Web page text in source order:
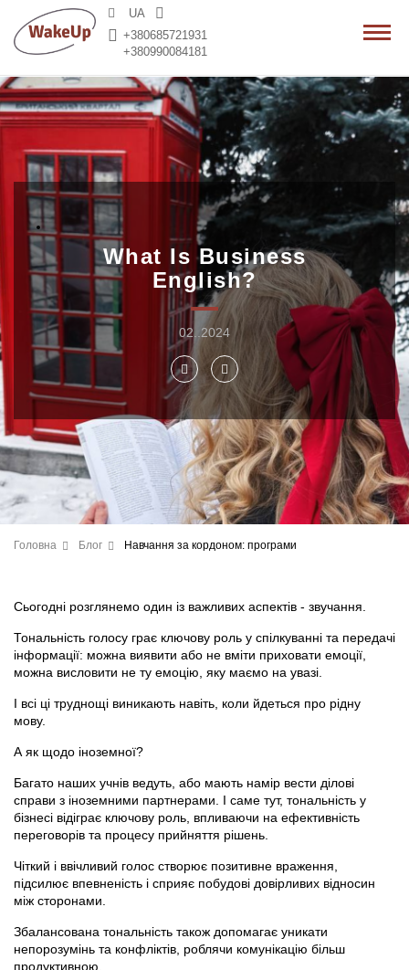
UA
+380685721931
+380990084181
What Is Business
English?
02..2024
Головна Блог Навчання за кордоном: програми
Сьогодні розглянемо один із важливих аспектів - звучання.
Тональність голосу грає ключову роль у спілкуванні та передачі
інформації: можна виявити або не вміти приховати емоції,
можна висловити не ту емоцію, яку маємо на увазі.
І всі ці труднощі виникають навіть, коли йдеться про рідну
мову.
А як щодо іноземної?
Багато наших учнів ведуть, або мають намір вести ділові
справи з іноземними партнерами. І саме тут, тональність у
бізнесі відіграє ключову роль, впливаючи на ефективність
переговорів та процесу прийняття рішень.
Чіткий і ввічливий голос створює позитивне враження,
підсилює впевненість і сприяє побудові довірливих відносин
між сторонами.
Збалансована тональність також допомагає уникати
непорозумінь та конфліктів, роблячи комунікацію більш
продуктивною.